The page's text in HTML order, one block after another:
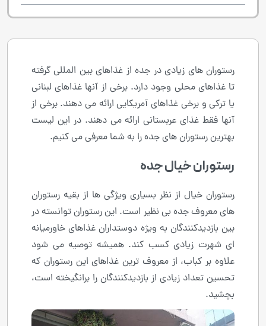
رستوران های زیادی در جده از غذاهای بین المللی گرفته
تا غذاهای محلی وجود دارد. برخی از آنها غذاهای لبنانی
یا ترکی و برخی غذاهای آمریکایی ارائه می دهند. برخی از
آنها فقط غذای عربستانی ارائه می دهند. در این لیست
بهترین رستوران های جده را به شما معرفی می کنیم.
رستوران خیال جده
رستوران خیال از نظر بسیاری ویژگی ها از بقیه رستوران
های معروف جده بی نظیر است. این رستوران توانسته در
بین بازدیدکنندگان به ویژه دوستداران غذاهای خاورمیانه
ای شهرت زیادی کسب کند. همیشه توصیه می شود
علاوه بر کباب، از معروف ترین غذاهای این رستوران که
تحسین تعداد زیادی از بازدیدکنندگان را برانگیخته است،
بچشید.